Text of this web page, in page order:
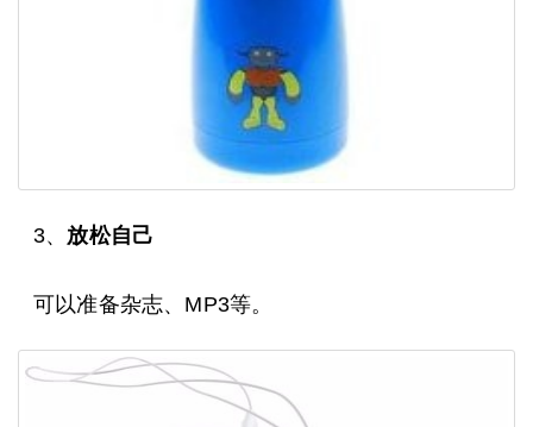
3、 放松自己
可以准备杂志、MP3等。